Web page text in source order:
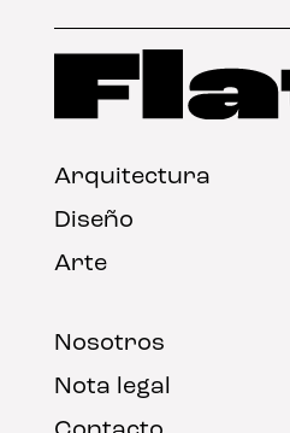
Arquitectura
Diseño
Arte
Nosotros
Nota legal